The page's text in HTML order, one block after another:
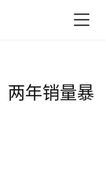
两年销量暴